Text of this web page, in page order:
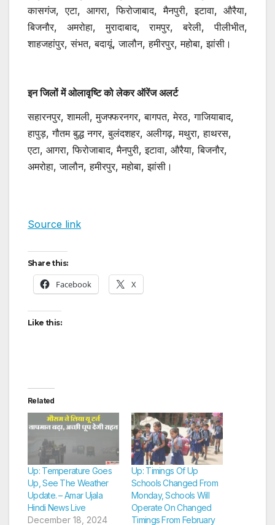
कासगंज, एटा, आगरा, फिरोजाबाद, मैनपुरी, इटावा, औरैया,
बिजनौर, अमरोहा, मुरादाबाद, रामपुर, बरेली, पीलीभीत,
शाहजहांपुर, संभत, बदायूं, जालौन, हमीरपुर, महोबा, झांसी।
इन जिलों में ओलावृष्टि को लेकर ऑरेंज अलर्ट
सहारनपुर, शामली, मुजफ्फरनगर, बागपत, मेरठ, गाजियाबाद,
हापुड़, गौतम बुद्ध नगर, बुलंदशहर, अलीगढ़, मथुरा, हाथरस,
एटा, आगरा, फिरोजाबाद, मैनपुरी, इटावा, औरैया, बिजनौर,
अमरोहा, जालौन, हमीरपुर, महोबा, झांसी।
Source link
Share this:
Facebook X
Like this:
Related
Up: Temperature Goes
Up, See The Weather
Update. – Amar Ujala
Hindi News Live
December 18, 2024
Up: Timings Of Up
Schools Changed From
Monday, Schools Will
Operate On Changed
Timings From February